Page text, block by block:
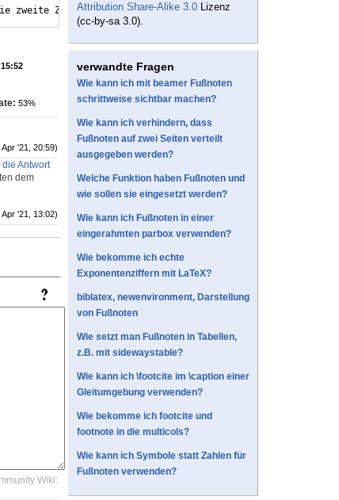
zweite Zeile ganz bestimmt nicht links von der ersten
53%
Apr '21, 20:59)
die Antwort
dem
Apr '21, 13:02)
Wiki:
Attribution Share-Alike 3.0 Lizenz
(cc-by-sa 3.0).
verwandte Fragen
Wie kann ich mit beamer Fußnoten
schrittweise sichtbar machen?
Wie kann ich verhindern, dass
Fußnoten auf zwei Seiten verteilt
ausgegeben werden?
Welche Funktion haben Fußnoten und
wie sollen sie eingesetzt werden?
Wie kann ich Fußnoten in einer
eingerahmten parbox verwenden?
Wie bekomme ich echte
Exponentenziffern mit LaTeX?
biblatex, newenvironment, Darstellung
von Fußnoten
Wie setzt man Fußnoten in Tabellen,
z.B. mit sidewaystable?
Wie kann ich \footcite im \caption einer
Gleitumgebung verwenden?
Wie bekomme ich footcite und
footnote in die multicols?
Wie kann ich Symbole statt Zahlen für
Fußnoten verwenden?